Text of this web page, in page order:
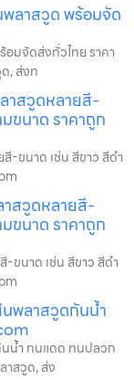
ลาสวูด พร้อมจัด
มจัดส่งทั่วไทย ราคา
, ส่งท
าสวูดหลายสี-
ขนาด ราคาถูก
-ขนาด เช่น สีขาว สีดำ
สวูดหลายสี-
ขนาด ราคาถูก
ขนาด เช่น สีขาว สีดำ
พลาสวูดกันน้ำ
น้ำ ทนแดด ทนปลวก
าสวูด, ส่ง